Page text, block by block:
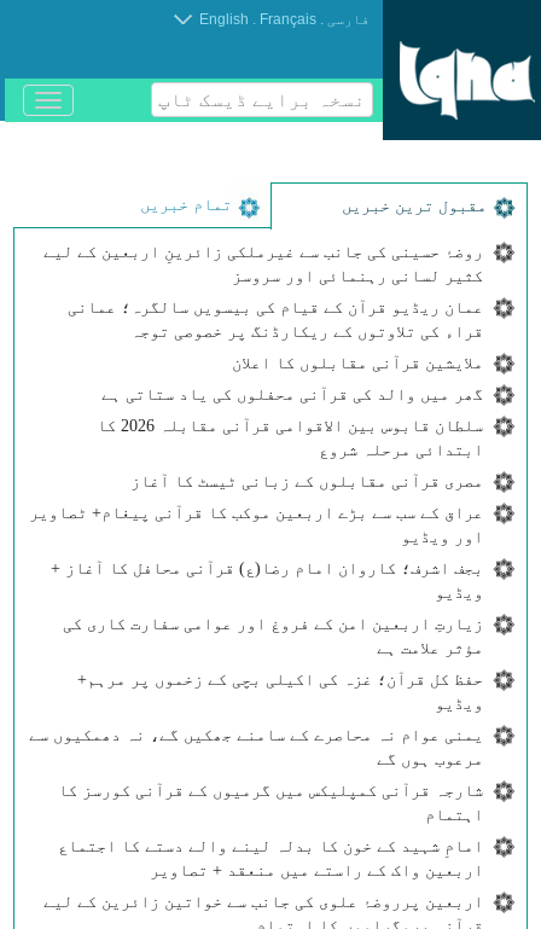
فارسی .
Français
.
English
نسخہ برایے ڈیسک ٹاپ
باز
و
مقبول ترین خبریں تمام خبریں
روضۂ حسینی کی جانب سے غیرملکی زائرینِ اربعین کے لیے
کثیر لسانی رہنمائی اور سروسز
عمان ریڈیو قرآن کے قیام کی بیسویں سالگرہ؛ عمانی
قراء کی تلاوتوں کے ریکارڈنگ پر خصوصی توجہ
ملایشین قرآنی مقابلوں کا اعلان
گھر میں والد کی قرآنی محفلوں کی یاد ستاتی ہے
سلطان قابوس بین الاقوامی قرآنی مقابلہ 2026 کا
ابتدائی مرحلہ شروع
مصری قرآنی مقابلوں کے زبانی ٹیسٹ کا آغاز
عراق کے سب سے بڑے اربعین موکب کا قرآنی پیغام+ ٹصاویر
اور ویڈیو
بجف اشرف؛ کاروان امام رضا(ع) قرآنی محافل کا آغاز +
ویڈیو
زیارتِ اربعین امن کے فروغ اور عوامی سفارت کاری کی
مؤثر علامت ہے
حفظ کل قرآن؛ غزہ کی اکیلی بچی کے زخموں پر مرہم+
ویڈیو
یمنی عوام نہ محاصرے کے سامنے جھکیں گے، نہ دھمکیوں سے
مرعوب ہوں گے
شارجہ قرآنی کمپلیکس میں گرمیوں کے قرآنی کورسز کا
اہتمام
امامِ شہید کے خون کا بدلہ لینے والے دستے کا اجتماع
اربعین واک کے راستے میں منعقد + تصاویر
اربعین پرروضۂ علوی کی جانب سے خواتین زائرین کے لیے